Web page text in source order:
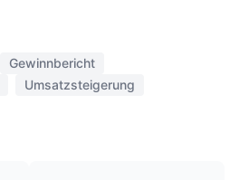
Gewinnbericht
Umsatzsteigerung